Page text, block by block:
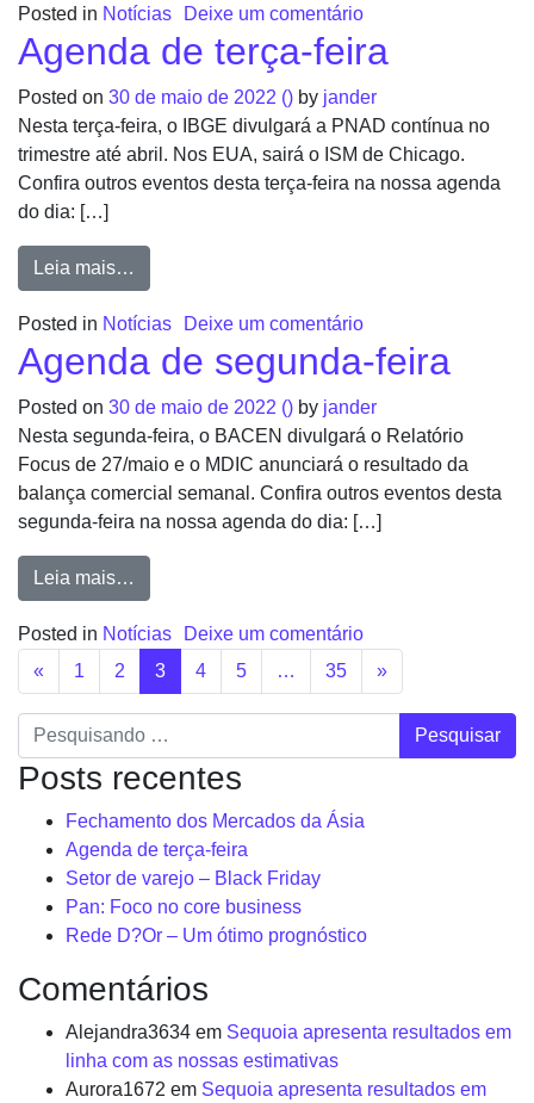
Posted in Notícias Deixe um comentário
Agenda de terça-feira
Posted on 30 de maio de 2022 () by jander
Nesta terça-feira, o IBGE divulgará a PNAD contínua no
trimestre até abril. Nos EUA, sairá o ISM de Chicago.
Confira outros eventos desta terça-feira na nossa agenda
do dia: […]
Leia mais…
Posted in Notícias Deixe um comentário
Agenda de segunda-feira
Posted on 30 de maio de 2022 () by jander
Nesta segunda-feira, o BACEN divulgará o Relatório
Focus de 27/maio e o MDIC anunciará o resultado da
balança comercial semanal. Confira outros eventos desta
segunda-feira na nossa agenda do dia: […]
Leia mais…
Posted in Notícias
Deixe um comentário
«
1 2 3 4 5 … 35 »
Pesquisar
Posts recentes
Fechamento dos Mercados da Ásia
Agenda de terça-feira
Setor de varejo – Black Friday
Pan: Foco no core business
Rede D?Or – Um ótimo prognóstico
Comentários
Alejandra3634 em Sequoia apresenta resultados em
linha com as nossas estimativas
Aurora1672 em Sequoia apresenta resultados em